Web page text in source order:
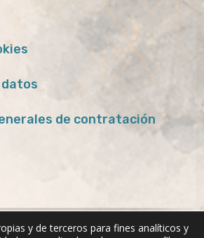
de contratación
y de terceros para fines analíticos y